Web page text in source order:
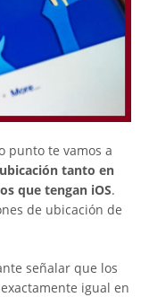
punto te vamos a
tanto en
que tengan iOS.
de ubicación de
señalar que los
igual en